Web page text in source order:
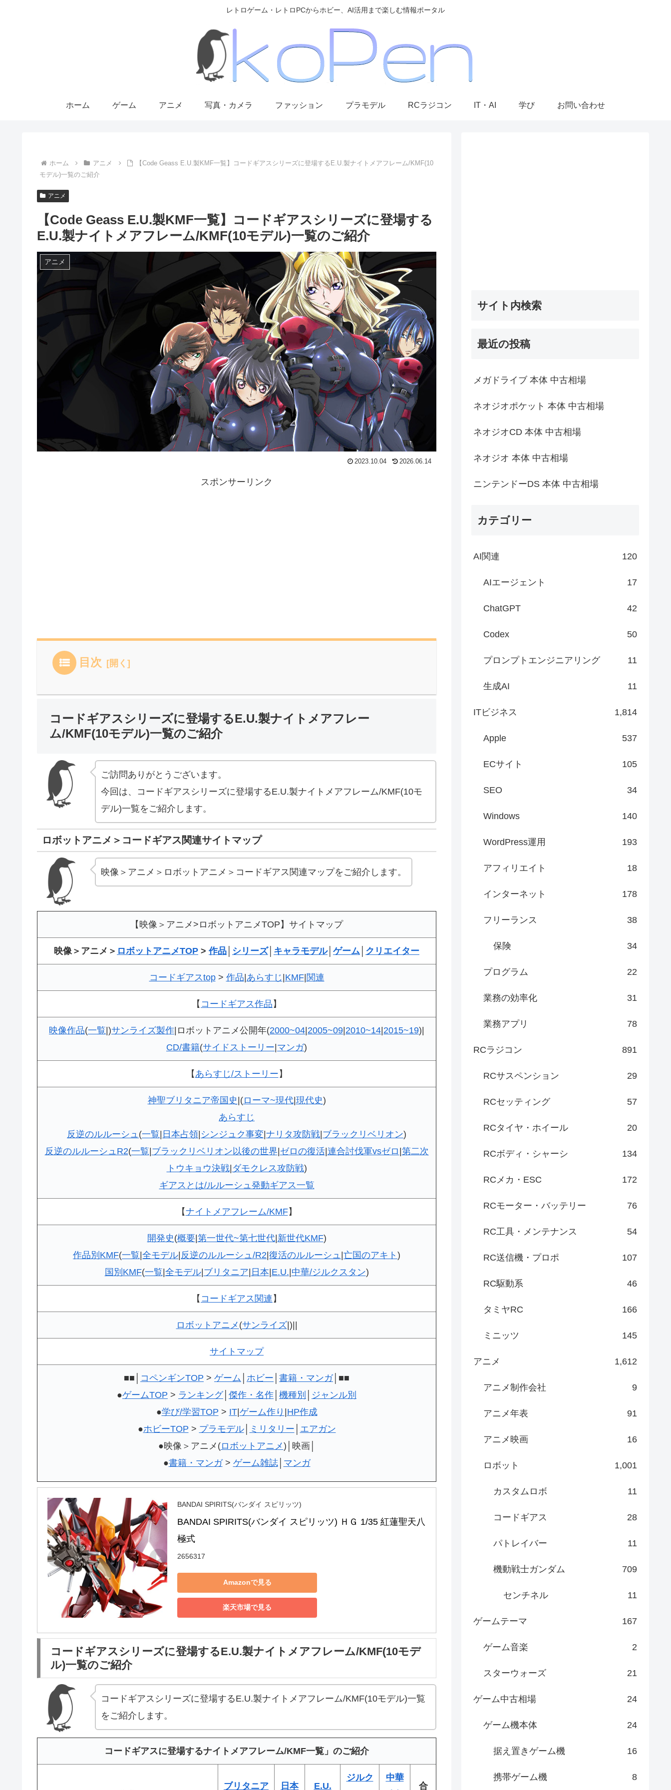
レトロゲーム・レトロPCからホビー、AI活用まで楽しむ情報ポータル
ホーム ゲーム アニメ 写真・カメラ ファッション プラモデル RCラジコン IT・AI 学び お問い合わせ
ホーム アニメ
【Code Geass E.U.製KMF一覧】コードギアスシリーズに登場するE.U.製ナイトメアフレーム/KMF(10
モデル)一覧のご紹介
アニメ
【Code Geass E.U.製KMF一覧】コードギアスシリーズに登場する
E.U.製ナイトメアフレーム/KMF(10モデル)一覧のご紹介
アニメ
2023.10.04 2026.06.14
スポンサーリンク
目次
コードギアスシリーズに登場するE.U.製ナイトメアフレー
ム/KMF(10モデル)一覧のご紹介
ご訪問ありがとうございます。
今回は、コードギアスシリーズに登場するE.U.製ナイトメアフレーム/KMF(10モ
デル)一覧をご紹介します。
ロボットアニメ＞コードギアス関連サイトマップ
映像＞アニメ＞ロボットアニメ＞コードギアス関連マップをご紹介します。
【映像＞アニメ>ロボットアニメTOP】サイトマップ
映像＞アニメ＞ ロボットアニメTOP >作品 シリーズ│ キャラモデル│ ゲーム クリエイター
コードギアスtop> 作品|あらすじ|KMF| 関連
【 コードギアス作品 】
映像作品(一覧|)サンライズ製作|ロボットアニメ公開年(2000~04|2005~09|2010~14|2015~19)|
CD/書籍(サイドストーリー|マンガ)
【 あらすじ/ストーリー 】
神聖ブリタニア帝国史 |(ローマ~現代|現代史)
あらすじ
反逆のルルーシュ (一覧| 日本占領| シンジュク事変|ナリタ攻防戦|ブラックリベリオン)
反逆のルルーシュR2(一覧|ブラックリベリオン以後の世界|ゼロの復活|連合討伐軍vsゼロ |第二次
トウキョウ決戦| ダモクレス攻防戦)
ギアスとは/ルルーシュ発動ギアス一覧
【ナイトメアフレーム/KMF】
開発史 (概要|第一世代~第七世代|新世代KMF)
作品別KMF(一覧|全モデル| 反逆のルルーシュ/R2|復活のルルーシュ |亡国のアキト )
国別KMF(一覧|全モデル|ブリタニア| 日本|E.U.|中華/ジルクスタン)
【 コードギアス関連 】
ロボットアニメ (サンライズ|)||
サイトマップ
■■│ コペンギンTOP > ゲーム ホビー 書籍・マンガ│■■
●ゲームTOP > ランキング│ 傑作・名作 機種別
ジャンル別
●学び/学習TOP > IT|ゲーム作り |HP作成
●ホビーTOP > プラモデル│ ミリタリー
エアガン
●映像＞アニメ(ロボットアニメ)│映画│
●書籍・マンガ> ゲーム雑誌│ マンガ
BANDAI SPIRITS(バンダイ スピリッツ)
BANDAI SPIRITS(バンダイ スピリッツ) ＨＧ 1/35 紅蓮聖天八
極式
2656317
Amazonで見る
楽天市場で見る
コードギアスシリーズに登場するE.U.製ナイトメアフレーム/KMF(10モデ
ル)一覧のご紹介
コードギアスシリーズに登場するE.U.製ナイトメアフレーム/KMF(10モデル)一覧
をご紹介します。
コードギアスに登場するナイトメアフレーム/KMF一覧」のご紹介
ブリタニア 日本 E.U.
ジルク
中華
合
サイト内検索
最近の投稿
メガドライブ 本体 中古相場
ネオジオポケット 本体 中古相場
ネオジオCD 本体 中古相場
ネオジオ 本体 中古相場
ニンテンドーDS 本体 中古相場
カテゴリー
AI関連 120
AIエージェント 17
ChatGPT 42
Codex 50
プロンプトエンジニアリング 11
生成AI 11
ITビジネス 1,814
Apple 537
ECサイト 105
SEO 34
Windows 140
WordPress運用 193
アフィリエイト 18
インターネット 178
フリーランス 38
保険 34
プログラム 22
業務の効率化 31
業務アプリ 78
RCラジコン 891
RCサスペンション 29
RCセッティング 57
RCタイヤ・ホイール 20
RCボディ・シャーシ 134
RCメカ・ESC 172
RCモーター・バッテリー 76
RC工具・メンテナンス 54
RC送信機・プロポ 107
RC駆動系 46
タミヤRC 166
ミニッツ 145
アニメ 1,612
アニメ制作会社 9
アニメ年表 91
アニメ映画 16
ロボット 1,001
カスタムロボ 11
コードギアス 28
パトレイバー 11
機動戦士ガンダム 709
センチネル 11
ゲームテーマ 167
ゲーム音楽 2
スターウォーズ 21
ゲーム中古相場 24
ゲーム機本体 24
据え置きゲーム機 16
携帯ゲーム機 8